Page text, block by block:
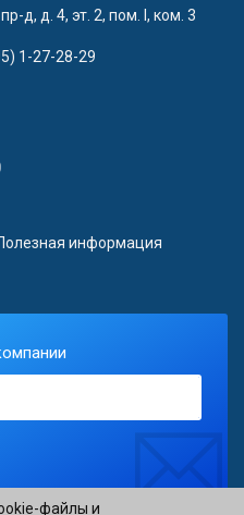
д, д. 4, эт. 2, пом. I, ком. 3
1-27-28-29
информация
файлы и